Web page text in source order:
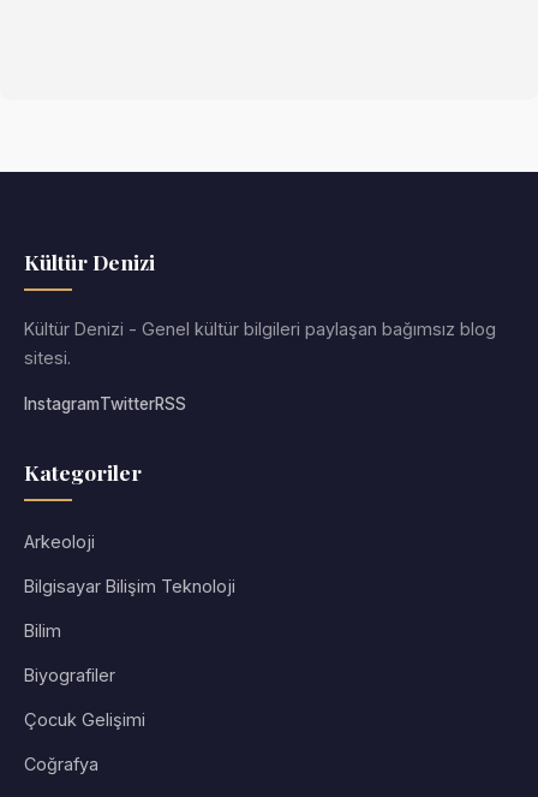
Kültür Denizi
Kültür Denizi - Genel kültür bilgileri paylaşan bağımsız blog
sitesi.
InstagramTwitterRSS
Kategoriler
Arkeoloji
Bilgisayar Bilişim Teknoloji
Bilim
Biyografiler
Çocuk Gelişimi
Coğrafya